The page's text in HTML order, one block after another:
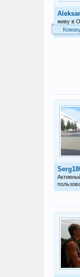
живу в